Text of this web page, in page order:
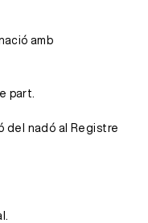
amb
part.
del nadó al Registre